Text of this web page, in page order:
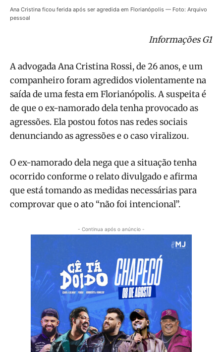
Ana Cristina ficou ferida após ser agredida em Florianópolis — Foto: Arquivo
pessoal
Informações G1
A advogada Ana Cristina Rossi, de 26 anos, e um
companheiro foram agredidos violentamente na
saída de uma festa em Florianópolis. A suspeita é
de que o ex-namorado dela tenha provocado as
agressões. Ela postou fotos nas redes sociais
denunciando as agressões e o caso viralizou.
O ex-namorado dela nega que a situação tenha
ocorrido conforme o relato divulgado e afirma
que está tomando as medidas necessárias para
comprovar que o ato “não foi intencional”.
- Continua após o anúncio -